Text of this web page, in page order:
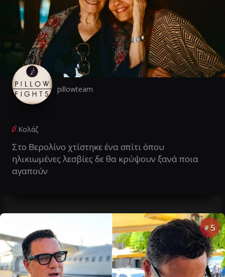
pillowteam
Κολάζ
Στο Βερολίνο χτίστηκε ένα σπίτι όπου
ηλικιωμένες λεσβίες δε θα κρύψουν ξανά ποια
αγαπούν
# 5